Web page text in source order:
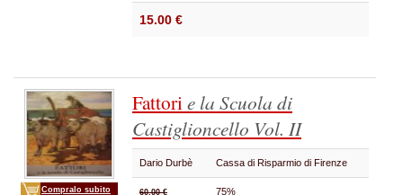
15.00 €
Compralo subito
Fattorie la Scuola di
Castiglioncello Vol. II
Dario Durbè Cassa di Risparmio di Firenze
60.00 € 75%